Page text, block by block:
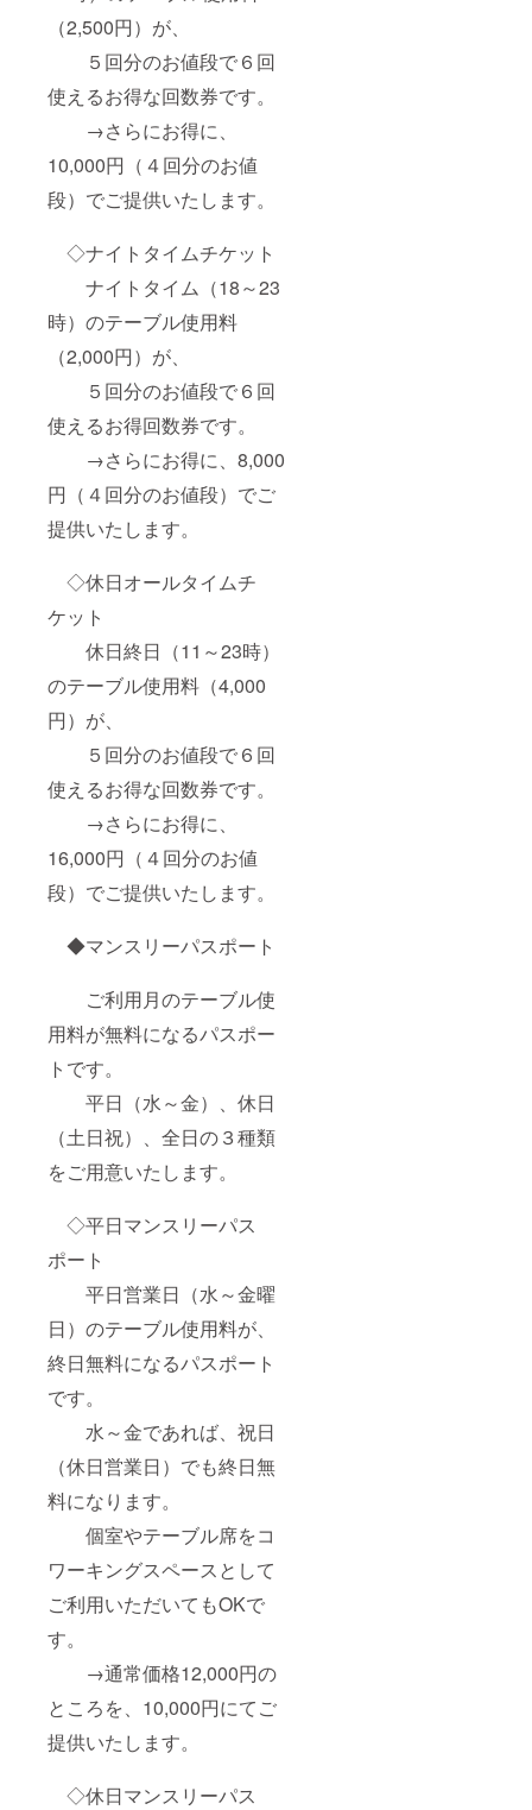
（2,500円）が、
５回分のお値段で６回
使えるお得な回数券です。
→さらにお得に、
10,000円（４回分のお値
段）でご提供いたします。
◇ナイトタイムチケット
ナイトタイム（18～23
時）のテーブル使用料
（2,000円）が、
５回分のお値段で６回
使えるお得回数券です。
→さらにお得に、8,000
円（４回分のお値段）でご
提供いたします。
◇休日オールタイムチ
ケット
休日終日（11～23時）
のテーブル使用料（4,000
円）が、
５回分のお値段で６回
使えるお得な回数券です。
→さらにお得に、
16,000円（４回分のお値
段）でご提供いたします。
◆マンスリーパスポート
ご利用月のテーブル使
用料が無料になるパスポー
トです。
平日（水～金）、休日
（土日祝）、全日の３種類
をご用意いたします。
◇平日マンスリーパス
ポート
平日営業日（水～金曜
日）のテーブル使用料が、
終日無料になるパスポート
です。
水～金であれば、祝日
（休日営業日）でも終日無
料になります。
個室やテーブル席をコ
ワーキングスペースとして
ご利用いただいてもOKで
す。
→通常価格12,000円の
ところを、10,000円にてご
提供いたします。
◇休日マンスリーパス